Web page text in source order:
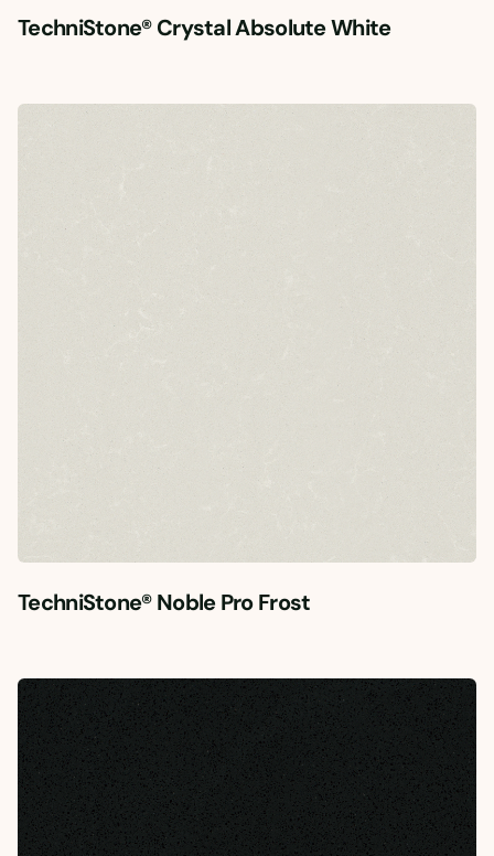
TechniStone® Crystal Absolute White
TechniStone® Noble Pro Frost